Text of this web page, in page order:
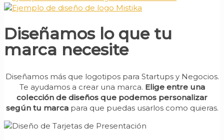
Diseñamos lo que tu
marca necesite
Diseñamos más que logotipos para Startups y Negocios.
Te ayudamos a crear una marca. Elige entre una
colección de diseños que podemos personalizar
según tu marcapara que puedas usarlos como quieras.